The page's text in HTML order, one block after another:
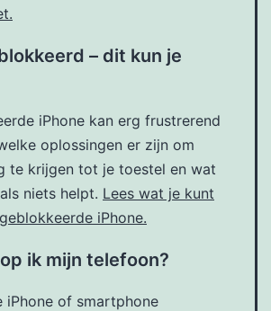
– dit kun je
iPhone kan erg frustrerend
oplossingen er zijn om
te krijgen tot je toestel en wat
niets helpt. Lees wat je kunt
iPhone.
ik mijn telefoon?
iPhone of smartphone